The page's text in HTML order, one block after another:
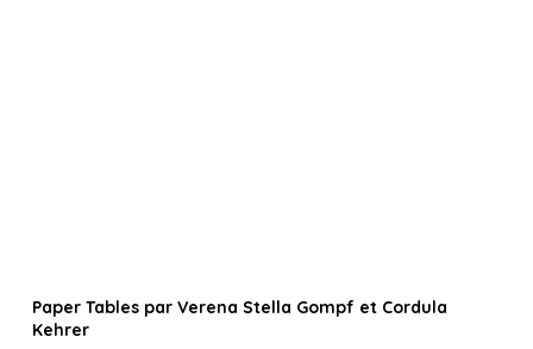
Paper Tables par Verena Stella Gompf et Cordula
Kehrer